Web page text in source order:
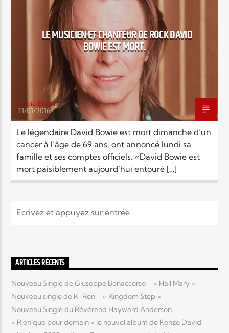
Radio Elyon
Elyon Rhema
Elyon Hits
Elyon Live
Elyon Kids
LE MUSICIEN ET CHANTEUR DE ROCK DAVID
BOWIE EST MORT.
Radio Elyon
11/01/2016
Le légendaire David Bowie est mort dimanche d’un
cancer à l’âge de 69 ans, ont annoncé lundi sa
famille et ses comptes officiels. «David Bowie est
mort paisiblement aujourd’hui entouré […]
ARTICLES RÉCENTS
Nouveau Single de Giuseppe Bonaccorso – « Hail Mary »
Nouveau single de K-Ren – « Kingdom Step »
Nouveau Single du Révérend Hayward Anderson
« Rien que pour demain » le nouvel album de Kenzo David